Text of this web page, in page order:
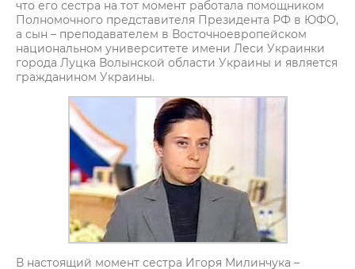
что его сестра на тот момент работала помощником
Полномочного представителя Президента РФ в ЮФО,
а сын – преподавателем в Восточноевропейском
национальном университете имени Леси Украинки
города Луцка Волынской области Украины и является
гражданином Украины.
В настоящий момент сестра Игоря Милинчука –